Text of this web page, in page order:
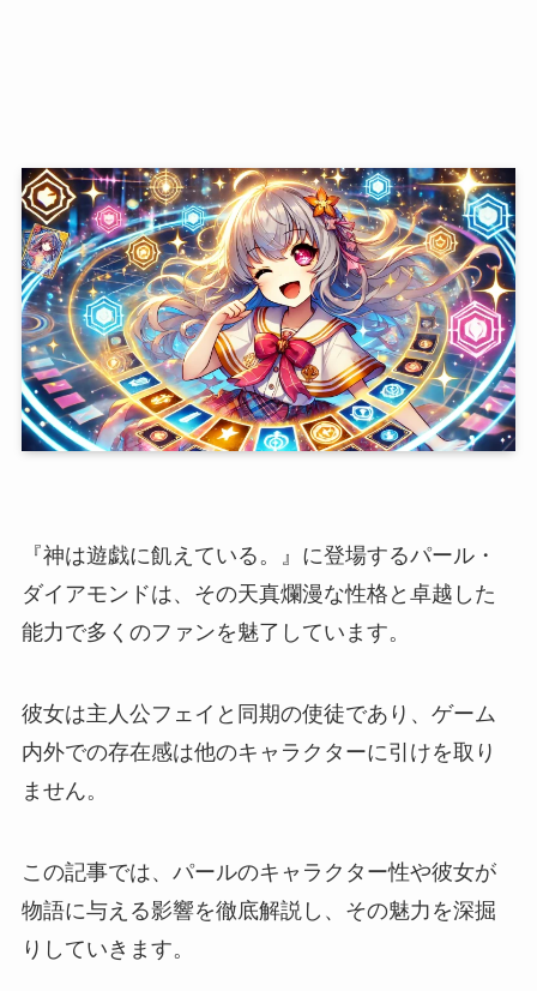
『神は遊戯に飢えている。』に登場するパール・
ダイアモンドは、その天真爛漫な性格と卓越した
能力で多くのファンを魅了しています。
彼女は主人公フェイと同期の使徒であり、ゲーム
内外での存在感は他のキャラクターに引けを取り
ません。
この記事では、パールのキャラクター性や彼女が
物語に与える影響を徹底解説し、その魅力を深掘
りしていきます。